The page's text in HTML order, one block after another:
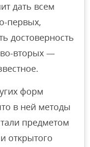
дать всем
первых,
достоверность
вторых —
форм
в ней методы
предметом
открытого